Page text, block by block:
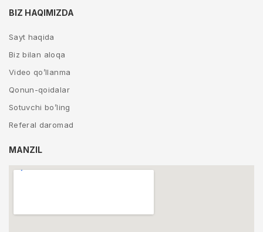
BIZ HAQIMIZDA
Sayt haqida
Biz bilan aloqa
Video qo’llanma
Qonun-qoidalar
Sotuvchi bo’ling
Referal daromad
MANZIL